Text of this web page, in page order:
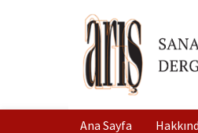
Ana Sayfa